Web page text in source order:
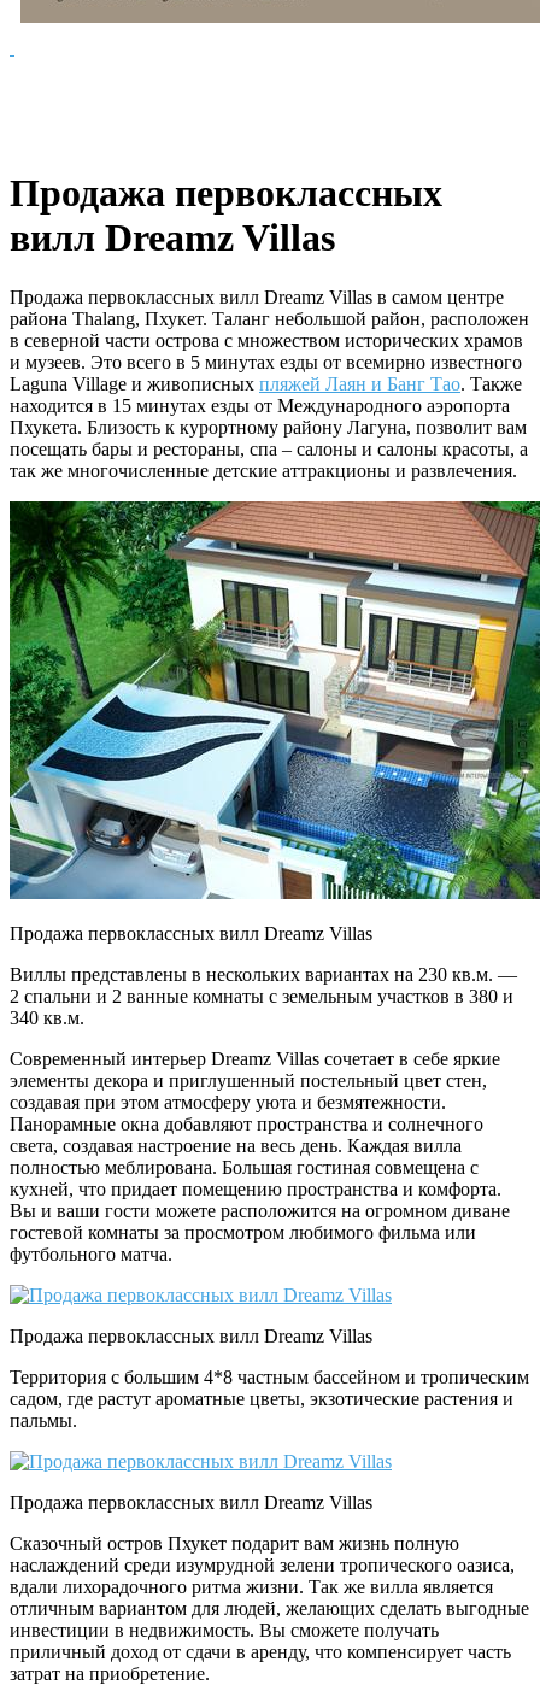
Продажа первоклассных
вилл Dreamz Villas
Продажа первоклассных вилл Dreamz Villas в самом центре
района Thalang, Пхукет. Таланг небольшой район, расположен
в северной части острова с множеством исторических храмов
и музеев. Это всего в 5 минутах езды от всемирно известного
Laguna Village и живописных пляжей Лаян и Банг Тао. Также
находится в 15 минутах езды от Международного аэропорта
Пхукета. Близость к курортному району Лагуна, позволит вам
посещать бары и рестораны, спа – салоны и салоны красоты, а
так же многочисленные детские аттракционы и развлечения.
Продажа первоклассных вилл Dreamz Villas
Виллы представлены в нескольких вариантах на 230 кв.м. —
2 спальни и 2 ванные комнаты с земельным участков в 380 и
340 кв.м.
Современный интерьер Dreamz Villas сочетает в себе яркие
элементы декора и приглушенный постельный цвет стен,
создавая при этом атмосферу уюта и безмятежности.
Панорамные окна добавляют пространства и солнечного
света, создавая настроение на весь день. Каждая вилла
полностью меблирована. Большая гостиная совмещена с
кухней, что придает помещению пространства и комфорта.
Вы и ваши гости можете расположится на огромном диване
гостевой комнаты за просмотром любимого фильма или
футбольного матча.
Продажа первоклассных вилл Dreamz Villas
Территория с большим 4*8 частным бассейном и тропическим
садом, где растут ароматные цветы, экзотические растения и
пальмы.
Продажа первоклассных вилл Dreamz Villas
Сказочный остров Пхукет подарит вам жизнь полную
наслаждений среди изумрудной зелени тропического оазиса,
вдали лихорадочного ритма жизни. Так же вилла является
отличным вариантом для людей, желающих сделать выгодные
инвестиции в недвижимость. Вы сможете получать
приличный доход от сдачи в аренду, что компенсирует часть
затрат на приобретение.